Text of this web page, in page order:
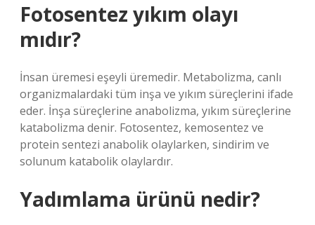
Fotosentez yıkım olayı
mıdır?
İnsan üremesi eşeyli üremedir. Metabolizma, canlı
organizmalardaki tüm inşa ve yıkım süreçlerini ifade
eder. İnşa süreçlerine anabolizma, yıkım süreçlerine
katabolizma denir. Fotosentez, kemosentez ve
protein sentezi anabolik olaylarken, sindirim ve
solunum katabolik olaylardır.
Yadımlama ürünü nedir?